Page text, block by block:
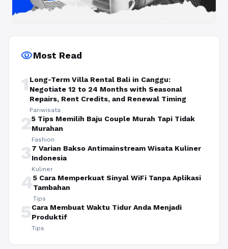
visibilityMost Read
1 Long-Term Villa Rental Bali in Canggu:
Negotiate 12 to 24 Months with Seasonal
Repairs, Rent Credits, and Renewal Timing
Pariwisata
25 Tips Memilih Baju Couple Murah Tapi Tidak
Murahan
Fashion
37 Varian Bakso Antimainstream Wisata Kuliner
Indonesia
Kuliner
45 Cara Memperkuat Sinyal WiFi Tanpa Aplikasi
Tambahan
Tips
5Cara Membuat Waktu Tidur Anda Menjadi
Produktif
Tips